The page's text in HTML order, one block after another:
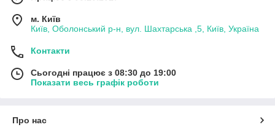
м. Київ
Київ, Оболонський р-н, вул. Шахтарська ,5, Київ, Україна
Контакти
Сьогодні працює з 08:30 до 19:00
Показати весь графік роботи
Про нас